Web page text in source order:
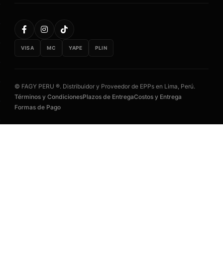
VISA MC YAPE PLIN
© FAGY PERU ®. Distribuidor y Proveedor de EPPs en Lima, Perú.
Términos y CondicionesPlazos de EntregaCostos y Entrega
Formas de Pago